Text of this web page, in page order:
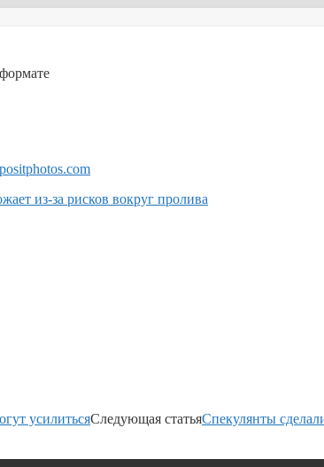
из-за рисков вокруг пролива
усилитьсяСледующая статьяСпекулянты